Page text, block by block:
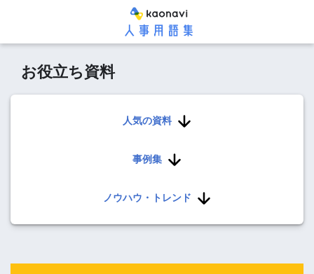
お役立ち資料
人気の資料
事例集
ノウハウ・トレンド